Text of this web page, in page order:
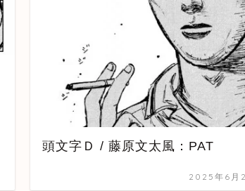
頭文字Ｄ / 藤原文太風：PAT
2025年6月